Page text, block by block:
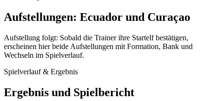
Aufstellungen: Ecuador und Curaçao
Aufstellung folgt: Sobald die Trainer ihre Startelf bestätigen,
erscheinen hier beide Aufstellungen mit Formation, Bank und
Wechseln im Spielverlauf.
Spielverlauf & Ergebnis
Ergebnis und Spielbericht